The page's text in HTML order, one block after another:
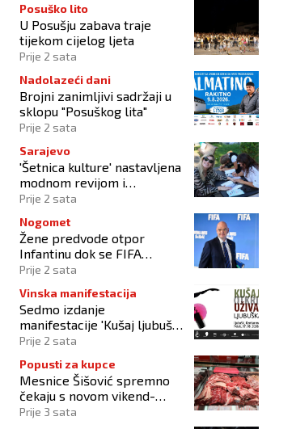
Posuško lito
U Posušju zabava traje
tijekom cijelog ljeta
Prije 2 sata
Nadolazeći dani
Brojni zanimljivi sadržaji u
sklopu "Posuškog lita"
Prije 2 sata
Sarajevo
'Šetnica kulture' nastavljena
modnom revijom i
predstavljanjem kozmetike
Prije 2 sata
Nogomet
Žene predvode otpor
Infantinu dok se FIFA
suočava s krizom
Prije 2 sata
Vinska manifestacija
Sedmo izdanje
manifestacije 'Kušaj ljubuška
vina' donosi vrhunska vina,
Prije 2 sata
Popusti za kupce
Mesnice Šišović spremno
čekaju s novom vikend-
akcijom!
Prije 3 sata